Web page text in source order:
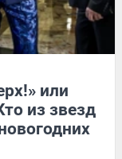
или
из звезд